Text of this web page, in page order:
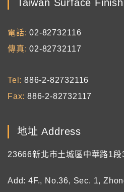
Taiwan Surface
電話
02-82732116
傳真
02-82732117
Tel
886-2-82732116
Fax 886-2-82732117
地址 Address
23666新北市土城區中華路1段
Add: 4F., No.36, Sec. 1,